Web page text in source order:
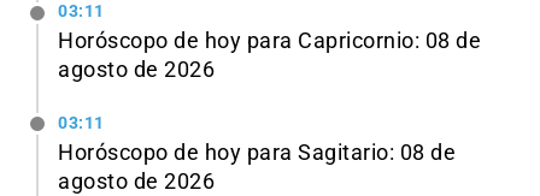
03:11
Horóscopo de hoy para Capricornio: 08 de
agosto de 2026
03:11
Horóscopo de hoy para Sagitario: 08 de
agosto de 2026